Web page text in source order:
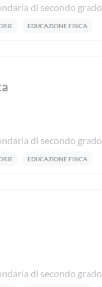
di secondo grado
EDUCAZIONE FISICA
di secondo grado
EDUCAZIONE FISICA
di secondo grado